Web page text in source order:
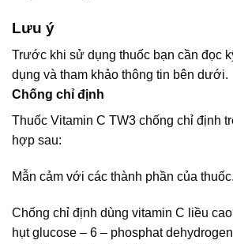
Lưu ý
Trước khi sử dụng thuốc bạn cần đọc
dụng và tham khảo thông tin bên dưới.
Chống chỉ định
Thuốc Vitamin C TW3 chống chỉ định
hợp sau:
Mẫn cảm với các thành phần của thuốc.
Chống chỉ định dùng vitamin C liều
hụt glucose – 6 – phosphat